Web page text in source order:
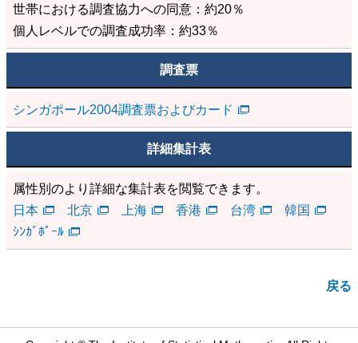
世帯における調査協力への同意：約20％
個人レベルでの調査成功率：約33％
調査票
シンガポール2004調査票およびカード
詳細集計表
属性別のより詳細な集計表を閲覧できます。
日本
北京 上海 香港 台湾
韓国
ｼﾝｶﾞﾎﾟｰﾙ
戻る